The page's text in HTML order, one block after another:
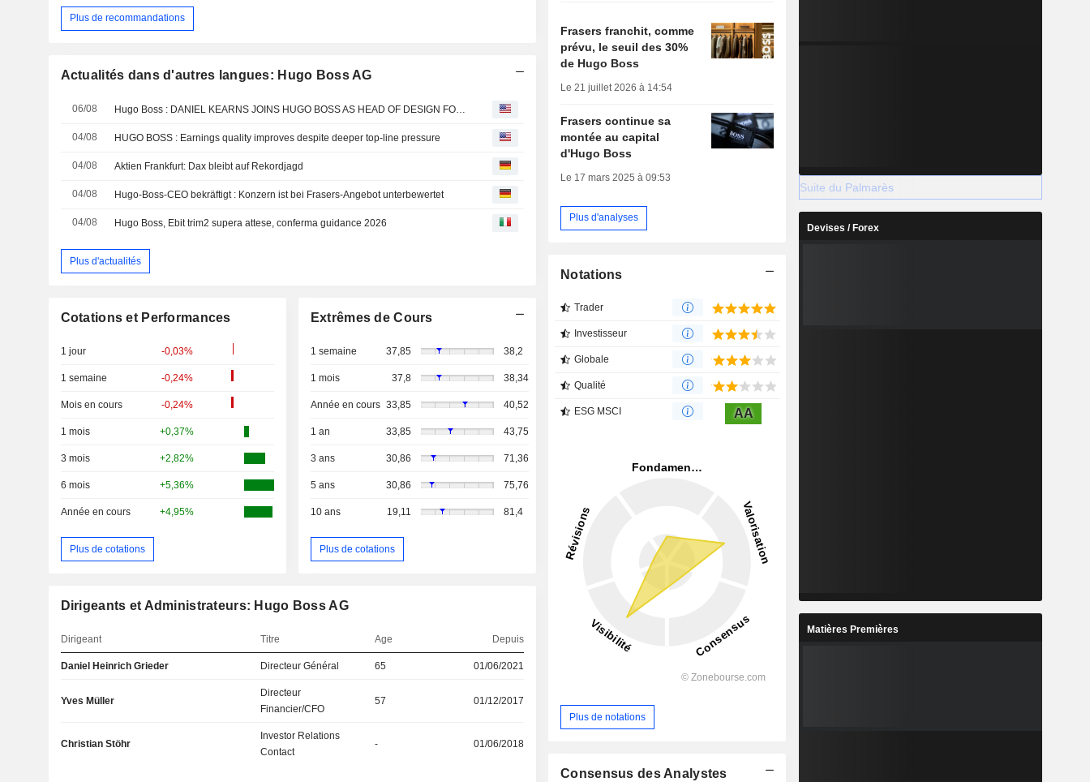
Plus de recommandations
Actualités dans d'autres langues: Hugo Boss AG
06/08 Hugo Boss : DANIEL KEARNS JOINS HUGO BOSS AS HEAD OF DESIGN FOR BOSS BY BECKHAM
04/08 HUGO BOSS : Earnings quality improves despite deeper top-line pressure
04/08 Aktien Frankfurt: Dax bleibt auf Rekordjagd
04/08 Hugo-Boss-CEO bekräftigt : Konzern ist bei Frasers-Angebot unterbewertet
04/08 Hugo Boss, Ebit trim2 supera attese, conferma guidance 2026
Plus d'actualités
Cotations et Performances
1 jour -0,03%
1 semaine -0,24%
Mois en cours -0,24%
1 mois +0,37%
3 mois +2,82%
6 mois +5,36%
Année en cours +4,95%
Plus de cotations
Extrêmes de Cours
1 semaine 37,85 38,2
1 mois 37,8 38,34
Année en cours 33,85 40,52
1 an 33,85 43,75
3 ans 30,86 71,36
5 ans 30,86 75,76
10 ans 19,11 81,4
Plus de cotations
Dirigeants et Administrateurs: Hugo Boss AG
Dirigeant Titre Age Depuis
Daniel Heinrich Grieder Directeur Général 65 01/06/2021
Yves Müller
Directeur
Financier/CFO
57 01/12/2017
Christian Stöhr
Investor Relations
Contact
- 01/06/2018
Frasers franchit, comme
prévu, le seuil des 30%
de Hugo Boss
Le 21 juillet 2026 à 14:54
Frasers continue sa
montée au capital
d'Hugo Boss
Le 17 mars 2025 à 09:53
Plus d'analyses
Notations
Trader
Investisseur
Globale
Qualité
ESG MSCI AA
Plus de notations
Consensus des Analystes
Suite du Palmarès
Devises / Forex
Matières Premières